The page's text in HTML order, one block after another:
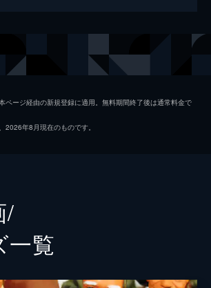
ヌードル クララ・レイン
アバカス
ージ経由の新規登録に適用。無料期間終了後は通常料金で
年8月現在のものです。
/
⼀覧